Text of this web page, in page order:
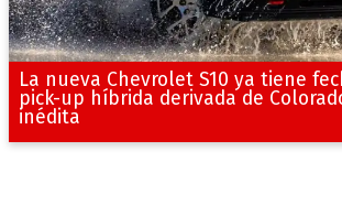
La nueva Chevrolet S10 ya tiene
pick-up híbrida derivada de
inédita